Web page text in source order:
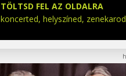
TÖLTSD FEL AZ OLDALRA
koncerted, helyszíned, zenekarod